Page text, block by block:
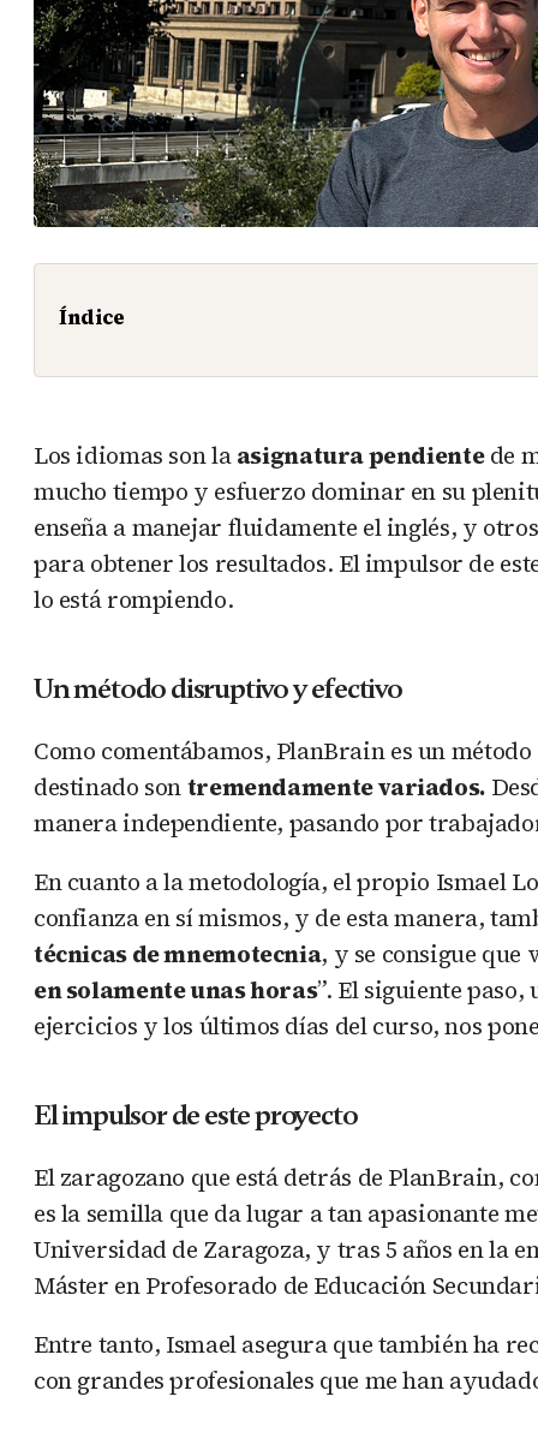
Índice
Los idiomas son laasignatura pendientede
mucho tiempo y esfuerzo dominar en su
enseña a manejar fluidamente el inglés, y
para obtener los resultados. El impulsor de
lo está rompiendo.
Un método disruptivo y efectivo
Como comentábamos, PlanBrain es un
destinado sontremendamente variados.
manera independiente, pasando por
En cuanto a la metodología, el propio Ismael
confianza en sí mismos, y de esta manera,
técnicas de mnemotecnia, y se consigue
en solamente unas horas”. El siguiente
ejercicios y los últimos días del curso, nos
El impulsor de este proyecto
El zaragozano que está detrás de PlanBrain,
es la semilla que da lugar a tan apasionante
Universidad de Zaragoza, y tras 5 años en la
Máster en Profesorado de Educación
Entre tanto, Ismael asegura que también ha
con grandes profesionales que me han